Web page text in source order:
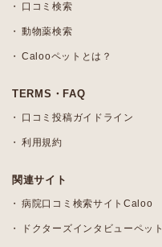
口コミ検索
動物薬検索
Calooペットとは？
TERMS・FAQ
口コミ投稿ガイドライン
利用規約
関連サイト
病院口コミ検索サイトCaloo
ドクターズインタビューペット